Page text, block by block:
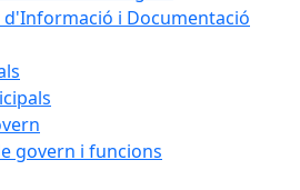
d'Informació i Documentació
govern i funcions